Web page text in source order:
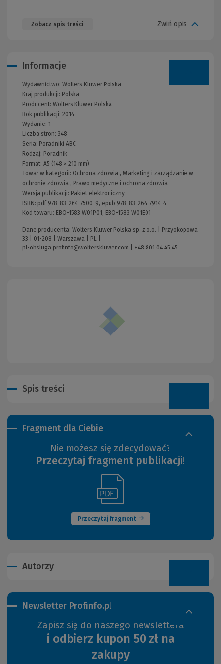
Zobacz spis treści Zwiń opis
Fragment dla Ciebie
Nie możesz się zdecydować?
Przeczytaj fragment publikacji!
Przeczytaj fragment
(Nowe
okno)
innej
Informacje
Wydawnictwo: Wolters Kluwer Polska
Kraj produkcji: Polska
Producent: Wolters Kluwer Polska
Rok publikacji: 2014
Wydanie: 1
Liczba stron: 348
Seria: Poradniki ABC
Rodzaj: Poradnik
Format: A5 (148 × 210 mm)
Towar w kategorii: Ochrona zdrowia , Marketing i zarządzanie w
ochronie zdrowia , Prawo medyczne i ochrona zdrowia
Wersja publikacji: Pakiet elektroniczny
ISBN: pdf 978-83-264-7500-9, epub 978-83-264-7914-4
Kod towaru: EBO-1583 W01P01, EBO-1583 W01E01
Dane producenta: Wolters Kluwer Polska sp. z o.o. | Przyokopowa
33 | 01-208 | Warszawa | PL |
pl-obsluga.profinfo@wolterskluwer.com
+48 801 04 45 45
Spis treści
Autorzy
Newsletter Profinfo.pl
Zapisz się do naszego newslettera
i odbierz kupon 50 zł na
zakupy